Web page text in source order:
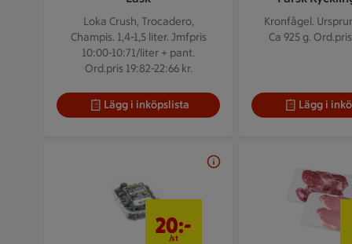
Loka Crush, Trocadero,
Champis. 1,4-1,5 liter. Jmfpris
10:00-10:71/liter + pant.
Ord.pris 19:82-22:66 kr.
Lägg i inköpslista
Kronfågel.
Ca 925 g.
Lägg i
20:-
/st